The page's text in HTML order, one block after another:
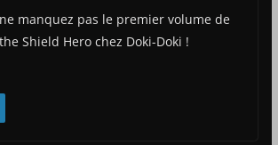
manquez pas le premier volume de
Shield Hero chez Doki-Doki !